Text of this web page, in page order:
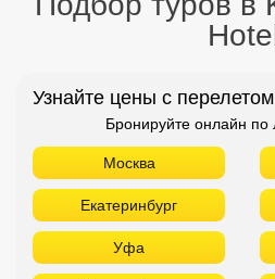
Узнайте цены с
Бронируйте онлайн
Москва
Екатеринбург
Уфа